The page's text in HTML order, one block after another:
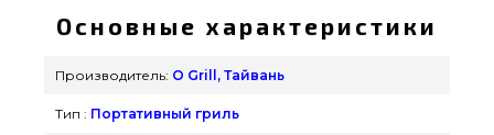
приобрести от лучшего бренда O Grill, Тайвань
по оправданной стоимости всего 21 990 грн. в
интернет каталоге грилей Гриль Поинт.
каталоге интернет магазина Гриль Поинт.
Основные характеристики
Производитель: O Grill, Тайвань
Тип : Портативный гриль